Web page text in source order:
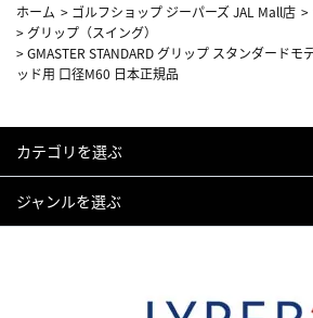
ホーム > ゴルフショップ ジーパーズ JAL Mall店 >
> グリップ（スイング）
>GMASTER STANDARD グリップ スタンダードモ
ッド用 口径M60 日本正規品
カテゴリを選ぶ
ジャンルを選ぶ